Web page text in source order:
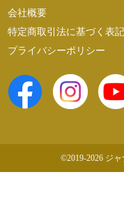
会社概要
特定商取引法に基づく表記
プライバシーポリシー
©2019-2026 ジャ